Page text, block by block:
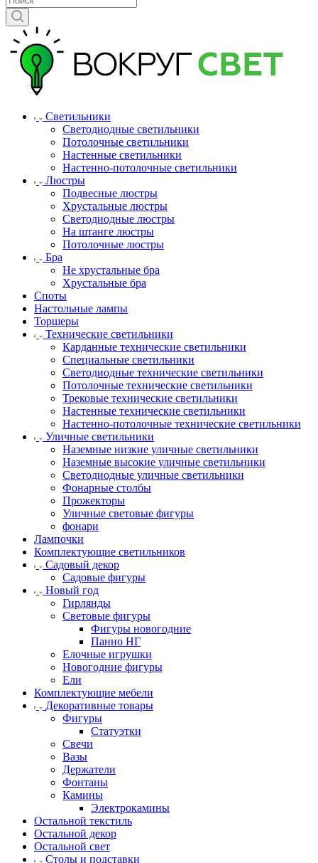
Светильники
Светодиодные светильники
Потолочные светильники
Настенные светильники
Настенно-потолочные светильники
Люстры
Подвесные люстры
Хрустальные люстры
Светодиодные люстры
На штанге люстры
Потолочные люстры
Бра
Не хрустальные бра
Хрустальные бра
Споты
Настольные лампы
Торшеры
Технические светильники
Карданные технические светильники
Специальные светильники
Светодиодные технические светильники
Потолочные технические светильники
Трековые технические светильники
Настенные технические светильники
Настенно-потолочные технические светильники
Уличные светильники
Наземные низкие уличные светильники
Наземные высокие уличные светильники
Светодиодные уличные светильники
Фонарные столбы
Прожекторы
Уличные световые фигуры
фонари
Лампочки
Комплектующие светильников
Садовый декор
Садовые фигуры
Новый год
Гирлянды
Световые фигуры
Фигуры новогодние
Панно НГ
Елочные игрушки
Новогодние фигуры
Ели
Комплектующие мебели
Декоративные товары
Фигуры
Статуэтки
Свечи
Вазы
Держатели
Фонтаны
Камины
Электрокамины
Остальной текстиль
Остальной декор
Остальной свет
Столы и подставки